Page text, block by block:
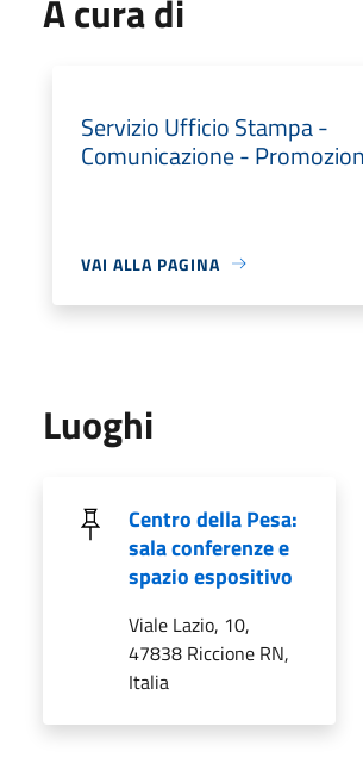
A cura di
Servizio Ufficio Stampa -
Comunicazione -
VAI ALLA PAGINA
Luoghi
Centro della Pesa:
sala conferenze e
spazio espositivo
Viale Lazio, 10,
47838 Riccione RN,
Italia